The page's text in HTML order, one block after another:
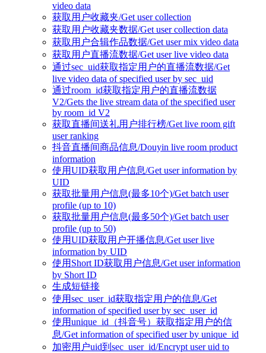
video data
获取用户收藏夹/Get user collection
获取用户收藏夹数据/Get user collection data
获取用户合辑作品数据/Get user mix video data
获取用户直播流数据/Get user live video data
通过sec_uid获取指定用户的直播流数据/Get
live video data of specified user by sec_uid
通过room_id获取指定用户的直播流数据
V2/Gets the live stream data of the specified user
by room_id V2
获取直播间送礼用户排行榜/Get live room gift
user ranking
抖音直播间商品信息/Douyin live room product
information
使用UID获取用户信息/Get user information by
UID
获取批量用户信息(最多10个)/Get batch user
profile (up to 10)
获取批量用户信息(最多50个)/Get batch user
profile (up to 50)
使用UID获取用户开播信息/Get user live
information by UID
使用Short ID获取用户信息/Get user information
by Short ID
生成短链接
使用sec_user_id获取指定用户的信息/Get
information of specified user by sec_user_id
使用unique_id（抖音号）获取指定用户的信
息/Get information of specified user by unique_id
加密用户uid到sec_user_id/Encrypt user uid to